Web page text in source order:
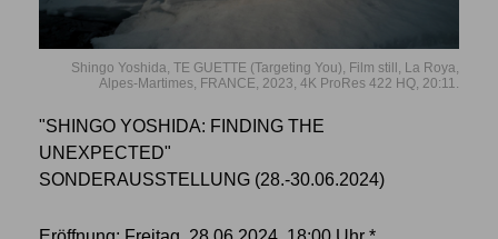
Shingo Yoshida, TE GUETTE (Targeting You), Film still, La Roya,
Alpes-Martimes, FRANCE, 2023, 4K ProRes 422 HQ, 20:11.
"SHINGO YOSHIDA: FINDING THE
UNEXPECTED"
SONDERAUSSTELLUNG (28.-30.06.2024)